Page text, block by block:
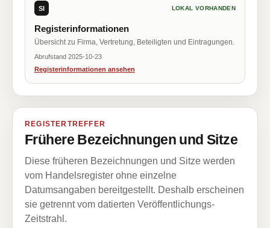
SI LOKAL VORHANDEN
Registerinformationen
Übersicht zu Firma, Vertretung, Beteiligten und Eintragungen.
Abrufstand 2025-10-23
Registerinformationen ansehen
REGISTERTREFFER
Frühere Bezeichnungen und Sitze
Diese früheren Bezeichnungen und Sitze werden
vom Handelsregister ohne einzelne
Datumsangaben bereitgestellt. Deshalb erscheinen
sie getrennt vom datierten Veröffentlichungs-
Zeitstrahl.